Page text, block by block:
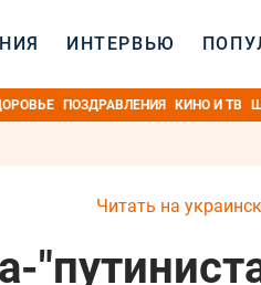
ИНТЕРВЬЮ
ПОЗДРАВЛЕНИЯ КИНО И ТВ
Читать на